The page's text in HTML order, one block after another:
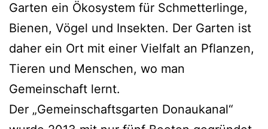
Garten ein Ökosystem für Schmetterlinge,
Bienen, Vögel und Insekten. Der Garten ist
daher ein Ort mit einer Vielfalt an Pflanzen,
Tieren und Menschen, wo man
Gemeinschaft lernt.
Der „Gemeinschaftsgarten Donaukanal“